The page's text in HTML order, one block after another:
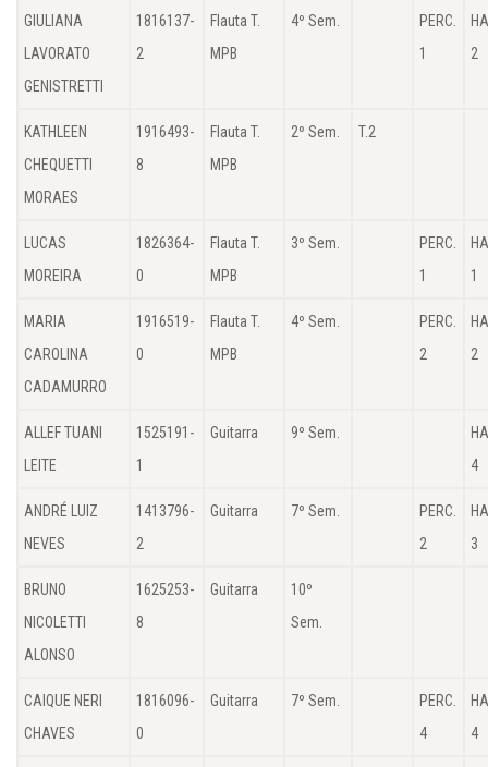
GIULIANA
LAVORATO
GENISTRETTI
1816137-
2
Flauta T.
MPB
4º Sem.
PERC.
1
2
KATHLEEN
CHEQUETTI
MORAES
1916493-
8
Flauta T.
MPB
2º Sem. T.2
LUCAS
MOREIRA
1826364-
0
Flauta T.
MPB
3º Sem.
PERC.
1
1
MARIA
CAROLINA
CADAMURRO
1916519-
0
Flauta T.
MPB
4º Sem.
PERC.
2
2
ALLEF TUANI
LEITE
1525191-
1
Guitarra 9º Sem.
4
ANDRÉ LUIZ
NEVES
1413796-
2
Guitarra 7º Sem.
PERC.
2
3
BRUNO
NICOLETTI
ALONSO
1625253-
8
Guitarra
10º
Sem.
CAIQUE NERI
CHAVES
1816096-
0
Guitarra 7º Sem.
PERC.
4
4